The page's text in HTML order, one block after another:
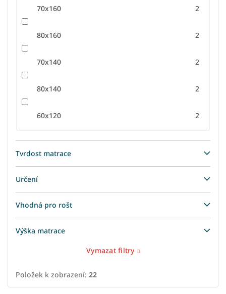
70x160 2
80x160 2
70x140 2
80x140 2
60x120 2
Tvrdost matrace
Určení
Vhodná pro rošt
Výška matrace
Vymazat filtry
Položek k zobrazení: 22